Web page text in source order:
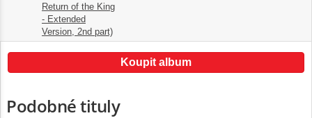
Return of the King
- Extended
Version, 2nd part)
Koupit album
Podobné tituly